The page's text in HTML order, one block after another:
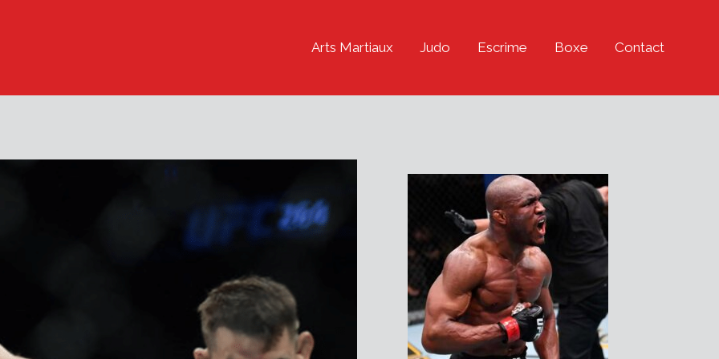
Arts Martiaux Judo Escrime Boxe Contact